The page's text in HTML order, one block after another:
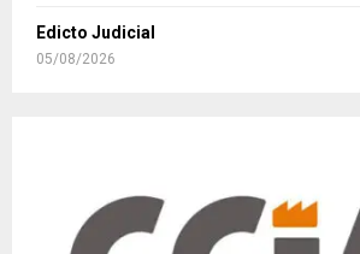
Edicto Judicial
05/08/2026